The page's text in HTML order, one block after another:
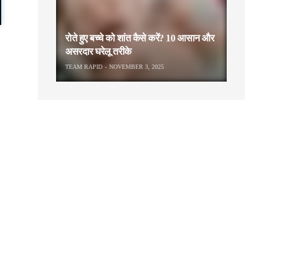
रोते हुए बच्चे को शांत कैसे करें? 10 आसान और
असरदार घरेलू तरीके
TEAM RAPID NOVEMBER 3, 2025